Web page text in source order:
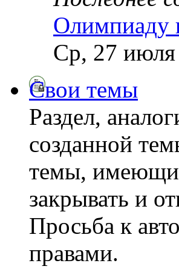
Олимпиаду
Ср, 27
Свои темы
Раздел,
созданной
темы,
закрывать и
Просьба к
правами.